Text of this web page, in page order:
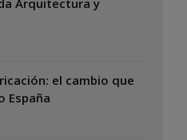
el cambio que
España